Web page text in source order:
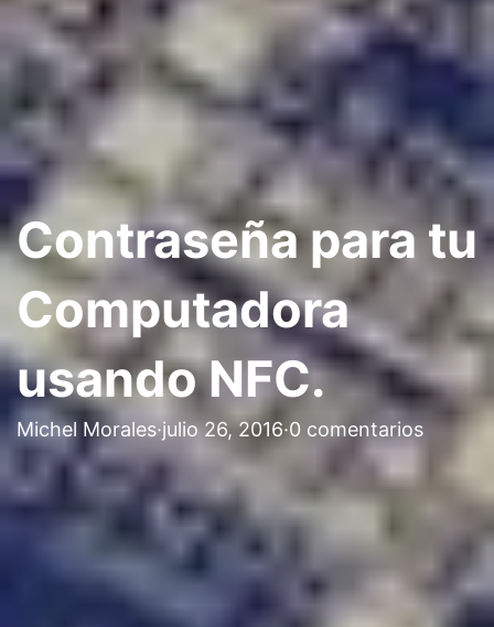
Contraseña para tu
Computadora
usando NFC.
Michel Morales·julio 26, 2016·0 comentarios